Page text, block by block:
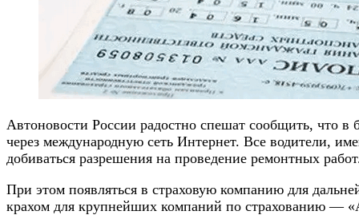
Автоновости России радостно спешат сообщить, что
через международную сеть Интернет. Все водители,
добиваться разрешения на проведение ремонтных
При этом появляться в страховую компанию для
крахом для крупнейших компаний по страхованию —